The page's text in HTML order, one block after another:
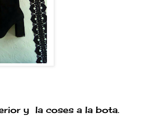
y la coses a la bota.